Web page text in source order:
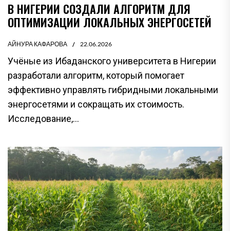
В НИГЕРИИ СОЗДАЛИ АЛГОРИТМ ДЛЯ
ОПТИМИЗАЦИИ ЛОКАЛЬНЫХ ЭНЕРГОСЕТЕЙ
АЙНУРА КАФАРОВА 22.06.2026
Учёные из Ибаданского университета в Нигерии
разработали алгоритм, который помогает
эффективно управлять гибридными локальными
энергосетями и сокращать их стоимость.
Исследование,...